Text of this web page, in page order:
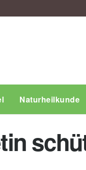
Naturheilkunde